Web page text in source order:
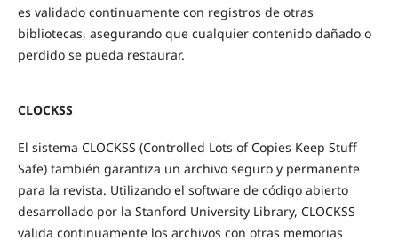
es validado continuamente con registros de otras
bibliotecas, asegurando que cualquier contenido dañado o
perdido se pueda restaurar.
CLOCKSS
El sistema CLOCKSS (Controlled Lots of Copies Keep Stuff
Safe) también garantiza un archivo seguro y permanente
para la revista. Utilizando el software de código abierto
desarrollado por la Stanford University Library, CLOCKSS
valida continuamente los archivos con otras memorias